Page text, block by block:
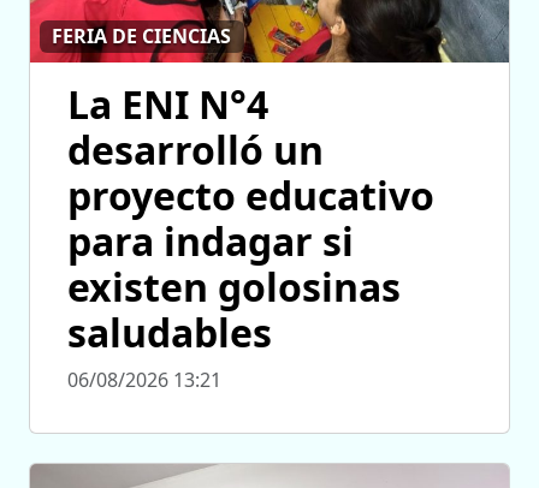
FERIA DE CIENCIAS
La ENI N°4
desarrolló un
proyecto educativo
para indagar si
existen golosinas
saludables
06/08/2026 13:21